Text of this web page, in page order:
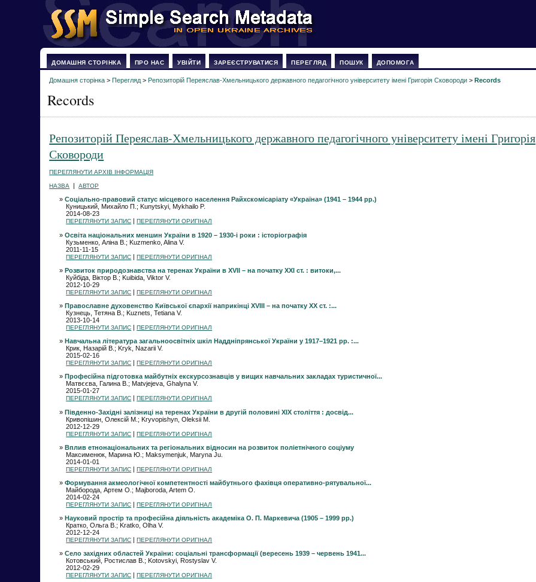
ДОМАШНЯ СТОРІНКА ПРО НАС УВІЙТИ ЗАРЕЄСТРУВАТИСЯ ПЕРЕГЛЯД ПОШУК ДОПОМОГА
Домашня сторінка >Перегляд > Репозиторій Переяслав-Хмельницького державного педагогічного університету імені Григорія Сковороди >Records
Records
Репозиторій Переяслав-Хмельницького державного педагогічного університету імені Григорія
Сковороди
ПЕРЕГЛЯНУТИ АРХІВ ІНФОРМАЦІЯ
НАЗВА |АВТОР
» Соціально-правовий статус місцевого населення Райхскомісаріату «Україна» (1941 – 1944 рр.)
Куницький, Михайло П.; Kunytskyi, Mykhailo P.
2014-08-23
ПЕРЕГЛЯНУТИ ЗАПИС |ПЕРЕГЛЯНУТИ ОРИГІНАЛ
» Освіта національних меншин України в 1920 – 1930-і роки : історіографія
Кузьменко, Аліна В.; Kuzmenko, Alina V.
2011-11-15
ПЕРЕГЛЯНУТИ ЗАПИС |ПЕРЕГЛЯНУТИ ОРИГІНАЛ
» Розвиток природознавства на теренах України в ХVІІ – на початку ХХІ ст. : витоки,...
Куйбіда, Віктор В.; Kuibida, Viktor V.
2012-10-29
ПЕРЕГЛЯНУТИ ЗАПИС |ПЕРЕГЛЯНУТИ ОРИГІНАЛ
» Православне духовенство Київської єпархії наприкінці ХVІІІ – на початку ХХ ст. :...
Кузнець, Тетяна В.; Kuznets, Tetiana V.
2013-10-14
ПЕРЕГЛЯНУТИ ЗАПИС |ПЕРЕГЛЯНУТИ ОРИГІНАЛ
» Навчальна література загальноосвітніх шкіл Наддніпрянської України у 1917–1921 рр. :...
Крик, Назарій В.; Kryk, Nazarii V.
2015-02-16
ПЕРЕГЛЯНУТИ ЗАПИС |ПЕРЕГЛЯНУТИ ОРИГІНАЛ
» Професійна підготовка майбутніх екскурсознавців у вищих навчальних закладах туристичної...
Матвєєва, Галина В.; Matvjejeva, Ghalyna V.
2015-01-27
ПЕРЕГЛЯНУТИ ЗАПИС |ПЕРЕГЛЯНУТИ ОРИГІНАЛ
» Південно-Західні залізниці на теренах України в другій половині XIX століття : досвід...
Кривопішин, Олексій М.; Kryvopishyn, Oleksii M.
2012-12-29
ПЕРЕГЛЯНУТИ ЗАПИС |ПЕРЕГЛЯНУТИ ОРИГІНАЛ
» Вплив етнонаціональних та регіональних відносин на розвиток поліетнічного соціуму
Максименюк, Марина Ю.; Maksymenjuk, Maryna Ju.
2014-01-01
ПЕРЕГЛЯНУТИ ЗАПИС |ПЕРЕГЛЯНУТИ ОРИГІНАЛ
» Формування акмеологічної компетентності майбутнього фахівця оперативно-рятувальної...
Майборода, Артем О.; Majboroda, Artem O.
2014-02-24
ПЕРЕГЛЯНУТИ ЗАПИС |ПЕРЕГЛЯНУТИ ОРИГІНАЛ
» Науковий простір та професійна діяльність академіка О. П. Маркевича (1905 – 1999 рр.)
Кратко, Ольга В.; Kratko, Olha V.
2012-12-24
ПЕРЕГЛЯНУТИ ЗАПИС |ПЕРЕГЛЯНУТИ ОРИГІНАЛ
» Село західних областей України: соціальні трансформації (вересень 1939 – червень 1941...
Котовський, Ростислав В.; Kotovskyi, Rostyslav V.
2012-02-29
ПЕРЕГЛЯНУТИ ЗАПИС |ПЕРЕГЛЯНУТИ ОРИГІНАЛ